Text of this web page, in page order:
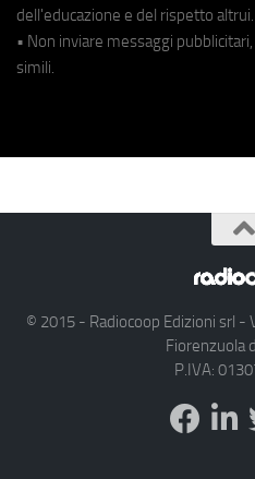
dell'educazione e del rispetto altrui.
• Non inviare messaggi
simili.
© 2015 - Radiocoop Edizioni srl
Fiorenzuola
P.IVA: